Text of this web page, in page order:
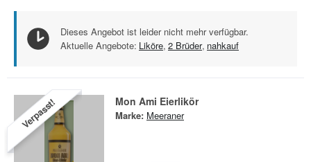
Dieses Angebot ist leider nicht mehr verfügbar.
Aktuelle Angebote: Liköre, 2 Brüder, nahkauf
Verpasst! Mon Ami Eierlikör
Marke: Meeraner